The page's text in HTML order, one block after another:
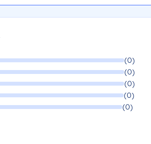
(0)
(0)
(0)
(0)
(0)